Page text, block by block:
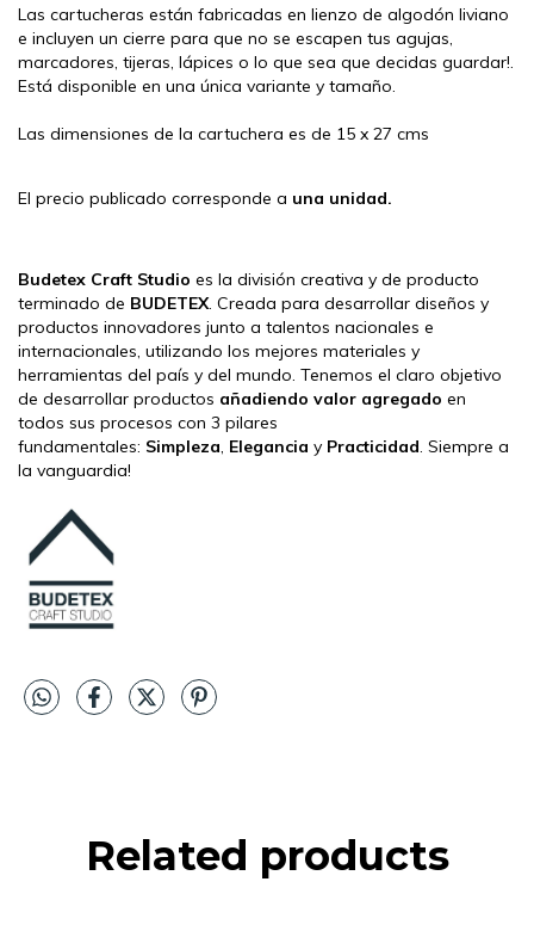
Las cartucheras están fabricadas en lienzo de algodón liviano
e incluyen un cierre para que no se escapen tus agujas,
marcadores, tijeras, lápices o lo que sea que decidas guardar!.
Está disponible en una única variante y tamaño.
Las dimensiones de la cartuchera es de 15 x 27 cms
El precio publicado corresponde a una unidad.
Budetex Craft Studio es la división creativa y de producto
terminado de BUDETEX. Creada para desarrollar diseños y
productos innovadores junto a talentos nacionales e
internacionales, utilizando los mejores materiales y
herramientas del país y del mundo. Tenemos el claro objetivo
de desarrollar productos añadiendo valor agregado en
todos sus procesos con 3 pilares
fundamentales: Simpleza, Elegancia y Practicidad. Siempre a
la vanguardia!
Related products